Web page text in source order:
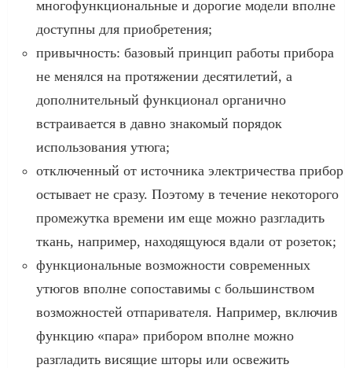
многофункциональные и дорогие модели вполне
доступны для приобретения;
привычность: базовый принцип работы прибора
не менялся на протяжении десятилетий, а
дополнительный функционал органично
встраивается в давно знакомый порядок
использования утюга;
отключенный от источника электричества прибор
остывает не сразу. Поэтому в течение некоторого
промежутка времени им еще можно разгладить
ткань, например, находящуюся вдали от розеток;
функциональные возможности современных
утюгов вполне сопоставимы с большинством
возможностей отпаривателя. Например, включив
функцию «пара» прибором вполне можно
разгладить висящие шторы или освежить